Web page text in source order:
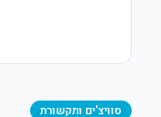
סוויצ'ים ותקשורת